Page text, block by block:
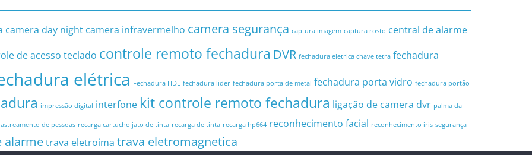
camera day night camera infravermelho camera segurança captura imagem captura rosto central de alarme
de acesso teclado controle remoto fechadura DVR fechadura eletrica chave tetra fechadura
elétrica Fechadura HDL fechadura lider fechadura porta de metal fechadura porta vidro fechadura portão
impressão digital interfone kit controle remoto fechadura ligação de camera dvr palma da
de pessoas recarga cartucho jato de tinta recarga de tinta recarga hp664 reconhecimento facial reconhecimento iris segurança
alarmetrava eletroima trava eletromagnetica